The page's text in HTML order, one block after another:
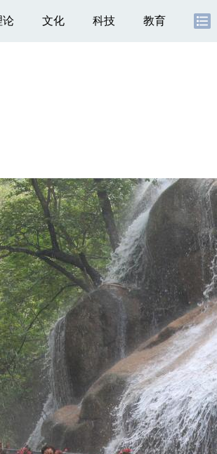
论 文化 科技 教育